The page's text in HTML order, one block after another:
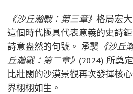
《沙丘瀚戰：第三章》 格局宏
這個時代極具代表意義的史詩
詩意盎然的句號。 承襲 《沙丘
丘瀚戰：第二章》 (2024) 所奠
比壯闊的沙漠景觀再次發揮核
界栩栩如生。